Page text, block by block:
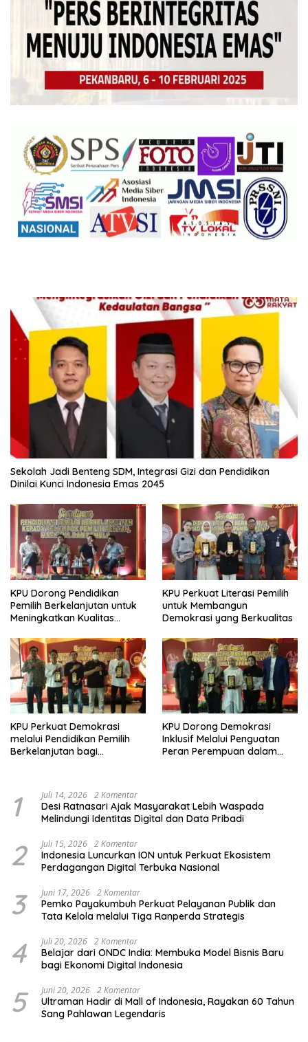
Sekolah Jadi Benteng SDM, Integrasi Gizi dan Pendidikan
Dinilai Kunci Indonesia Emas 2045
KPU Dorong Pendidikan
Pemilih Berkelanjutan untuk
Meningkatkan Kualitas
KPU Perkuat Literasi Pemilih
untuk Membangun
Demokrasi yang Berkualitas
KPU Perkuat Demokrasi
melalui Pendidikan Pemilih
Berkelanjutan bagi
KPU Dorong Demokrasi
Inklusif Melalui Penguatan
Peran Perempuan dalam
1 Juli 14, 2026 2 Komentar
Desi Ratnasari Ajak Masyarakat Lebih Waspada
Melindungi Identitas Digital dan Data Pribadi
2 Juli 15, 2026 2 Komentar
Indonesia Luncurkan ION untuk Perkuat Ekosistem
Perdagangan Digital Terbuka Nasional
3 Juni 17, 2026 2 Komentar
Pemko Payakumbuh Perkuat Pelayanan Publik dan
Tata Kelola melalui Tiga Ranperda Strategis
4 Juli 20, 2026 2 Komentar
Belajar dari ONDC India: Membuka Model Bisnis Baru
bagi Ekonomi Digital Indonesia
5 Juni 20, 2026 2 Komentar
Ultraman Hadir di Mall of Indonesia, Rayakan 60 Tahun
Sang Pahlawan Legendaris